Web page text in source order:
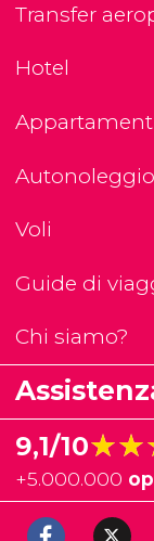
Transfer
Hotel
Autonoleggio
Voli
Guide di
Chi siamo?
9,1/10
+5.000.000